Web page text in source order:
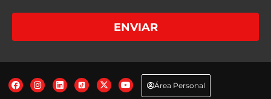
interesado.+info
Destinatarios: No se comunican los datos salvo por obligación legal.
tal y como explicamos en la información adicional.+info
sobre Protección de Datos en nuestra página web:+info
ENVIAR
Área Personal